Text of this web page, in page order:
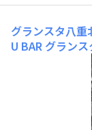
グランスタ八
U BAR グラン
ドー街店へ🍺
ヘルプに入っ
🚶‍♂ コリドー
椒の辛子酢味